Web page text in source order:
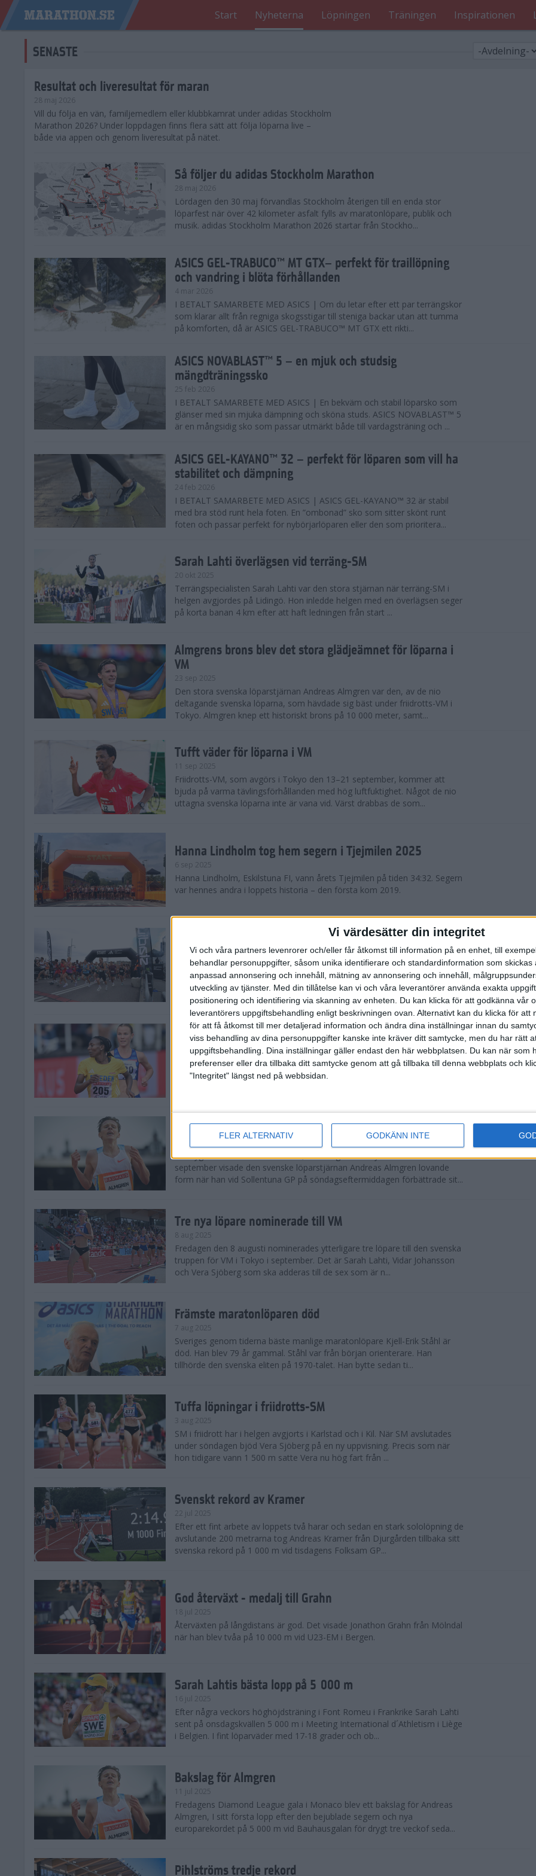
Vi värdesätter din integritet
Vi och våra partners levenrorer och/eller får åtkomst till information på en enhet, till
behandlar personuppgifter, såsom unika identifierare och standardinformation som skickas
anpassad annonsering och innehåll, mätning av annonsering och innehåll,
utveckling av tjänster. Med din tillåtelse kan vi och våra leverantörer använda exakta
positionering och identifiering via skanning av enheten. Du kan klicka för att godkänna vår
leverantörers uppgiftsbehandling enligt beskrivningen ovan. Alternativt kan du klicka för att
för att få åtkomst till mer detaljerad information och ändra dina inställningar innan du
viss behandling av dina personuppgifter kanske inte kräver ditt samtycke, men du har rätt
uppgiftsbehandling. Dina inställningar gäller endast den här webbplatsen. Du kan när som
preferenser eller dra tillbaka ditt samtycke genom att gå tillbaka till denna webbplats och
"Integritet" längst ned på webbsidan.
FLER ALTERNATIV GODKÄNN INTE
Start Nyheterna Löpningen Träningen Inspirationen
SENASTE
Resultat och liveresultat för maran
28 maj 2026
​Vill du följa en vän, familjemedlem eller klubbkamrat under adidas Stockholm
Marathon 2026? Under loppdagen finns flera sätt att följa löparna live –
både via appen och genom liveresultat på nätet.
Så följer du adidas Stockholm Marathon
28 maj 2026
Lördagen den 30 maj förvandlas Stockholm återigen till en enda stor
löparfest när över 42 kilometer asfalt fylls av maratonlöpare, publik och
musik. adidas Stockholm Marathon 2026 startar från Stockho...
ASICS GEL-TRABUCO™ MT GTX– perfekt för traillöpning
och vandring i blöta förhållanden
4 mar 2026
I BETALT SAMARBETE MED ASICS | Om du letar efter ett par terrängskor
som klarar allt från regniga skogsstigar till steniga backar utan att tumma
på komforten, då är ASICS GEL-TRABUCO™ MT GTX ett rikti...
ASICS NOVABLAST™ 5 – en mjuk och studsig
mängdträningssko
25 feb 2026
I BETALT SAMARBETE MED ASICS | En bekväm och stabil löparsko som
glänser med sin mjuka dämpning och sköna studs. ASICS NOVABLAST™ 5
är en mångsidig sko som passar utmärkt både till vardagsträning och ...
ASICS GEL-KAYANO™ 32 – perfekt för löparen som vill ha
stabilitet och dämpning
24 feb 2026
I BETALT SAMARBETE MED ASICS | ASICS GEL-KAYANO™ 32 är stabil
med bra stöd runt hela foten. En ”ombonad” sko som sitter skönt runt
foten och passar perfekt för nybörjarlöparen eller den som prioritera...
Sarah Lahti överlägsen vid terräng-SM
20 okt 2025
Terrängspecialisten Sarah Lahti var den stora stjärnan när terräng-SM i
helgen avgjordes på Lidingö. Hon inledde helgen med en överlägsen seger
på korta banan 4 km efter att haft ledningen från start ...
Almgrens brons blev det stora glädjeämnet för löparna i
VM
23 sep 2025
Den stora svenska löparstjärnan Andreas Almgren var den, av de nio
deltagande svenska löparna, som hävdade sig bäst under friidrotts-VM i
Tokyo. Almgren knep ett historiskt brons på 10 000 meter, samt...
Tufft väder för löparna i VM
11 sep 2025
Friidrotts-VM, som avgörs i Tokyo den 13–21 september, kommer att
bjuda på varma tävlingsförhållanden med hög luftfuktighet. Något de nio
uttagna svenska löparna inte är vana vid. Värst drabbas de som...
Hanna Lindholm tog hem segern i Tjejmilen 2025
6 sep 2025
Hanna Lindholm, Eskilstuna FI, vann årets Tjejmilen på tiden 34:32. Segern
var hennes andra i loppets historia – den första kom 2019.
Snabbaste segertiden på 12 år i rekordstort adidas
Stockholm Halvmaraton
30 aug 2025
Ett slutsålt och rekordstort adidas Stockholm Halvmaraton avgjordes i
nästintill perfekt löparväder. 18 grader, mulet och väldigt lite vind. Totalt
var 19,866 löpare anmälda, varav 15,807 kom till sta...
Löparna viktiga när Sverige vann Finnkampen
26 aug 2025
Den hundrade upplagan av Finnkampen, världens äldsta och största
landskamp i friidrott, avgjordes inför fullsatta läktare på Stockholms
Svenskt rekord när Almgren testade VM-formen
En dryg månad före friidrotts-VM, som avgörs i Tokyo den 13-21
september visade den svenske löparstjärnan Andreas Almgren lovande
form när han vid Sollentuna GP på söndagseftermiddagen förbättrade sit...
Tre nya löpare nominerade till VM
8 aug 2025
Fredagen den 8 augusti nominerades ytterligare tre löpare till den svenska
truppen för VM i Tokyo i september. Det är Sarah Lahti, Vidar Johansson
och Vera Sjöberg som ska adderas till de sex som är n...
Främste maratonlöparen död
7 aug 2025
Sveriges genom tiderna bäste manlige maratonlöpare Kjell-Erik Ståhl är
död. Han blev 79 år gammal. Ståhl var från början orienterare. Han
tillhörde den svenska eliten på 1970-talet. Han bytte sedan ti...
Tuffa löpningar i friidrotts-SM
3 aug 2025
SM i friidrott har i helgen avgjorts i Karlstad och i Kil. När SM avslutades
under söndagen bjöd Vera Sjöberg på en ny uppvisning. Precis som när
hon tidigare vann 1 500 m satte Vera nu hög fart från ...
Svenskt rekord av Kramer
22 jul 2025
Efter ett fint arbete av loppets två harar och sedan en stark sololöpning de
avslutande 200 metrarna tog Andreas Kramer från Djurgården tillbaka sitt
svenska rekord på 1 000 m vid tisdagens Folksam GP...
God återväxt - medalj till Grahn
18 jul 2025
Återväxten på långdistans är god. Det visade Jonathon Grahn från Mölndal
när han blev tvåa på 10 000 m vid U23-EM i Bergen.
Sarah Lahtis bästa lopp på 5 000 m
16 jul 2025
Efter några veckors höghöjdsträning i Font Romeu i Frankrike Sarah Lahti
sent på onsdagskvällen 5 000 m i Meeting International d´Athletism i Liège
i Belgien. I fint löparväder med 17-18 grader och ob...
Bakslag för Almgren
11 jul 2025
Fredagens Diamond League gala i Monaco blev ett bakslag för Andreas
Almgren, I sitt första lopp efter den bejublade segern och nya
europarekordet på 5 000 m vid Bauhausgalan för drygt tre veckof seda...
Pihlströms tredje rekord